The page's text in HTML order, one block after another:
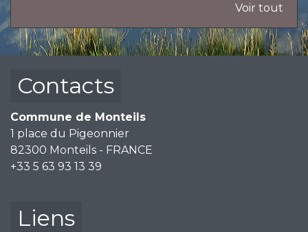
Voir tout
Contacts
Commune de Monteils
1 place du Pigeonnier
82300 Monteils - FRANCE
+33 5 63 93 13 39
Liens